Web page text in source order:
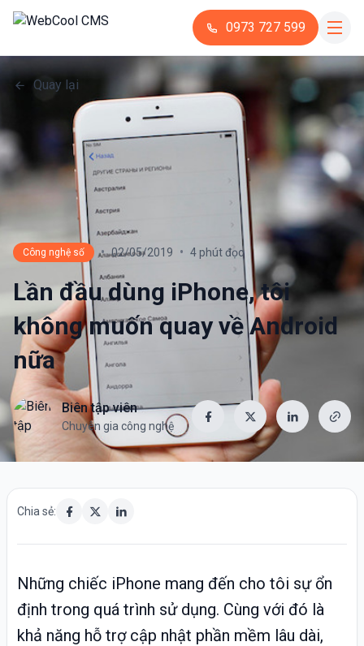
0973 727 599
Quay lại
Công nghệ số • 02/05/2019 • 4 phút đọc
Lần đầu dùng iPhone, tôi
không muốn quay về Android
nữa
Biên tập viên
Chuyên gia công nghệ
Chia sẻ:
Những chiếc iPhone mang đến cho tôi sự ổn
định trong quá trình sử dụng. Cùng với đó là
khả năng hỗ trợ cập nhật phần mềm lâu dài,